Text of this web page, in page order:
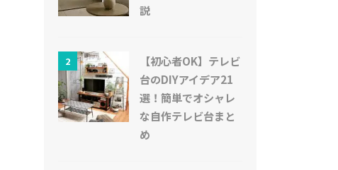
説
2
【初心者OK】テレビ
台のDIYアイデア21
選！簡単でオシャレ
な自作テレビ台まと
め